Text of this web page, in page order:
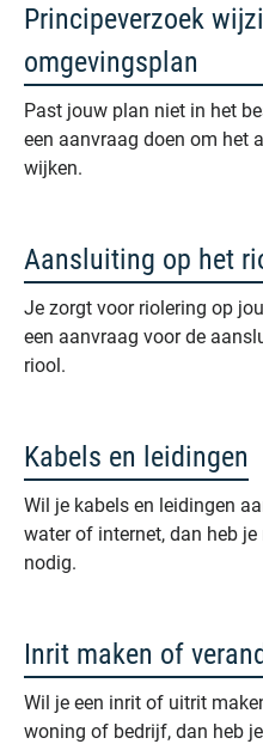
Principeverzoek
omgevingsplan
Past jouw plan niet in het
een aanvraag doen om het
wijken.
Aansluiting op het
Je zorgt voor riolering op
een aanvraag voor de
riool.
Kabels en leidingen
Wil je kabels en leidingen
water of internet, dan heb
nodig.
Inrit maken of
Wil je een inrit of uitrit
woning of bedrijf, dan heb